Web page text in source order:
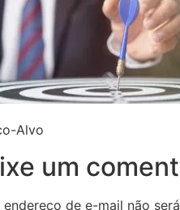
Alvo
um
endereço de e-mail não